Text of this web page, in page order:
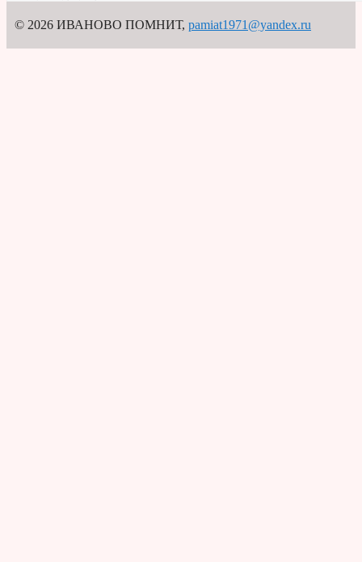
© 2026 ИВАНОВО ПОМНИТ, pamiat1971@yandex.ru